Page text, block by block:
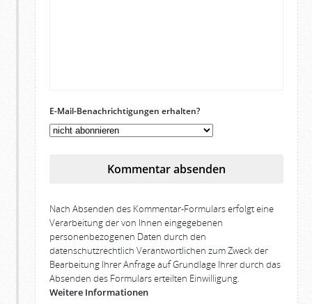
E-Mail-Benachrichtigungen erhalten?
Kommentar absenden
Nach Absenden des Kommentar-Formulars erfolgt eine
Verarbeitung der von Ihnen eingegebenen
personenbezogenen Daten durch den
datenschutzrechtlich Verantwortlichen zum Zweck der
Bearbeitung Ihrer Anfrage auf Grundlage Ihrer durch das
Absenden des Formulars erteilten Einwilligung.
Weitere Informationen